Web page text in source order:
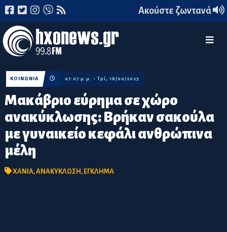
Ακούστε ζωντανά
Μακάβριο εύρημα σε χώρο
ανακύκλωσης: Βρήκαν σακούλα
με γυναικείο κεφάλι ανθρώπινα
μέλη
ΚΟΙΝΩΝΙΑ 07:07 μ.μ. - Τρί, 18/00/2023
ΧΑΝΙΑ,ΑΝΑΚΥΚΛΩΣΗ, ΕΓΚΛΗΜΑ